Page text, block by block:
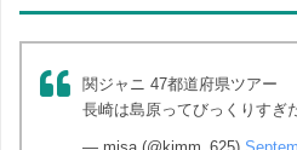
関ジャニ 47都道府県ツアー
長崎は島原ってびっくりすぎ